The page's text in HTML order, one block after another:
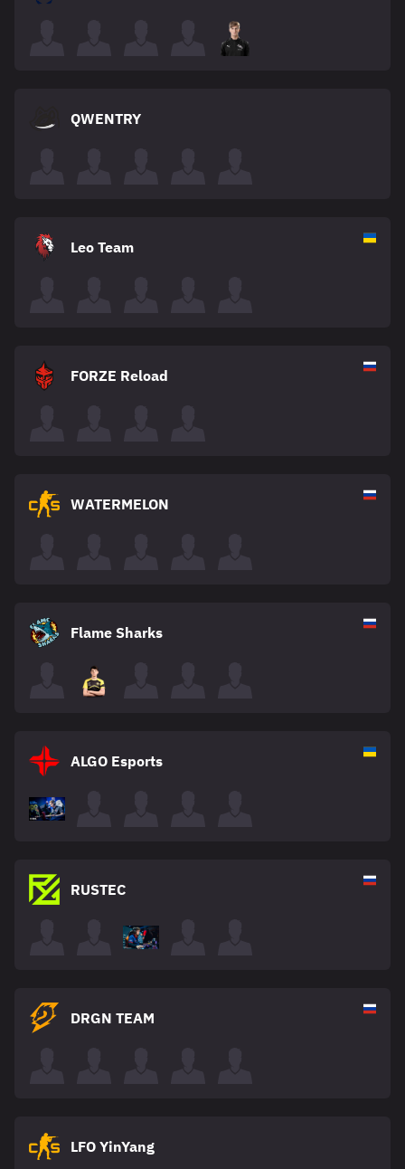
QWENTRY
Leo Team
FORZE Reload
WATERMELON
Flame Sharks
ALGO Esports
RUSTEC
DRGN TEAM
LFO YinYang